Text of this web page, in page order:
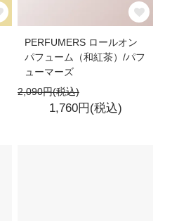
PERFUMERS ロールオン
パフューム（和紅茶）/パフ
ューマーズ
2,090円(税込)
1,760円(税込)